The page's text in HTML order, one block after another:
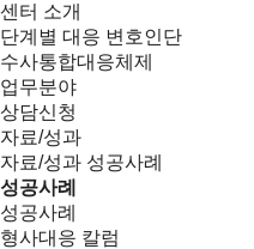
센터 소개
단계별 대응 변호인단
수사통합대응체제
업무분야
상담신청
자료/성과
자료/성과 성공사례
성공사례
성공사례
형사대응 칼럼